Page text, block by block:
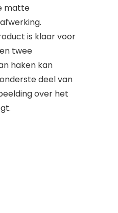
matte
is klaar voor
twee
haken kan
deel van
over het